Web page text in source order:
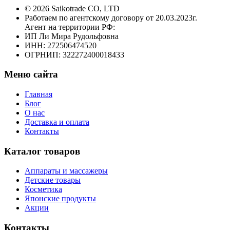
© 2026 Saikotrade CO, LTD
Работаем по агентскому договору от 20.03.2023г.
Агент на территории РФ:
ИП Ли Мира Рудольфовна
ИНН: 272506474520
ОГРНИП: 322272400018433
Меню сайта
Главная
Блог
О нас
Доставка и оплата
Контакты
Каталог товаров
Аппараты и массажеры
Детские товары
Косметика
Японские продукты
Акции
Контакты